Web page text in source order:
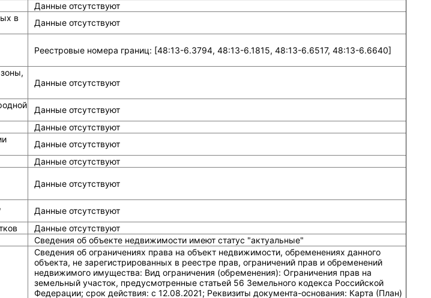
Данные отсутствуют
в
Данные отсутствуют
Реестровые номера границ: [48:13-6.3794, 48:13-6.1815, 48:13-6.6517, 48:13-6.6640]
Данные отсутствуют
Данные отсутствуют
Данные отсутствуют
Данные отсутствуют
Данные отсутствуют
Данные отсутствуют
Данные отсутствуют
Данные отсутствуют
Сведения об объекте недвижимости имеют статус "актуальные"
Сведения об ограничениях права на объект недвижимости, обременениях данного
объекта, не зарегистрированных в реестре прав, ограничений прав и обременений
недвижимого имущества: Вид ограничения (обременения): Ограничения прав на
земельный участок, предусмотренные статьей 56 Земельного кодекса Российской
Федерации; срок действия: c 12.08.2021; Реквизиты документа-основания: Карта (План)